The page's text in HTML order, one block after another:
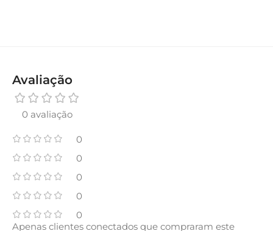
Avaliação
0 avaliação
0
0
0
0
0
Apenas clientes conectados que compraram este